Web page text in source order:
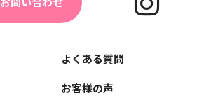
よくある質問
お客様の声